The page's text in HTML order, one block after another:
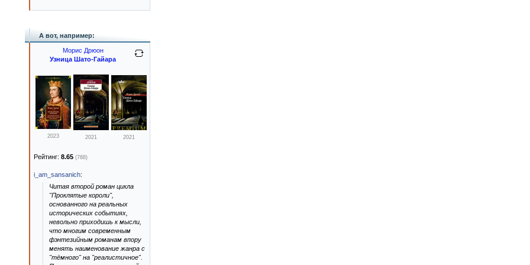
А вот, например:
Морис Дрюон
Узница Шато-Гайара
2023 2021 2021
Рейтинг: 8.65 (788)
i_am_sansanich:
Читая второй роман цикла
"Проклятые короли",
основанного на реальных
исторических событиях,
невольно приходишь к мысли,
что многим современным
фэнтезийным романам впору
менять наименование жанра с
"тёмного" на "реалистичное".